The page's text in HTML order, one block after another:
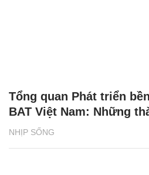
NHỊP SỐNG
Tổng quan Phát triển
BAT Việt Nam: Những